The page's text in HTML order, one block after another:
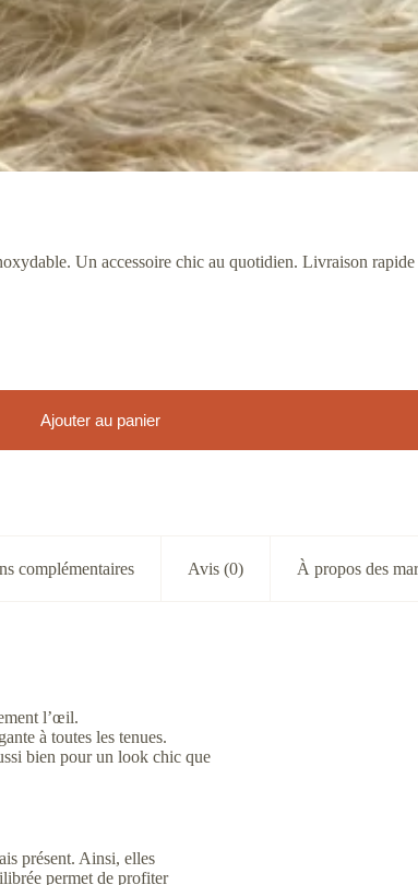
Un accessoire chic au quotidien. Livraison
Ajouter au panier
complémentaires Avis (0) À propos des
l’œil.
à toutes les tenues.
bien pour un look chic que
présent. Ainsi, elles
permet de profiter